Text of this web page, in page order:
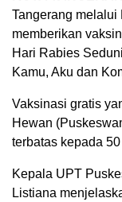
Tangerang
memberikan
Hari Rabies
Kamu, Aku dan
Vaksinasi gratis
Hewan
terbatas kepada
Kepala UPT
Listiana